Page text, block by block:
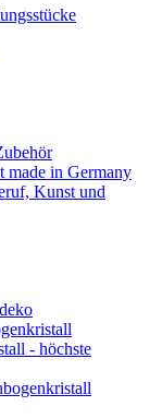
made in Germany
Kunst und
- höchste